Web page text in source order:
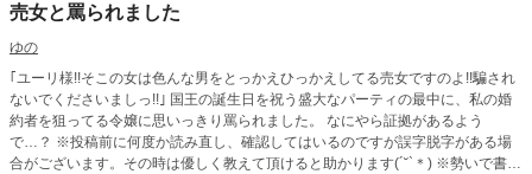
売女と罵られました
ゆの
｢ユーリ様!!そこの女は色んな男をとっかえひっかえしてる売女ですのよ!!騙され
ないでくださいましっ!!｣ 国王の誕生日を祝う盛大なパーティの最中に、私の婚
約者を狙ってる令嬢に思いっきり罵られました。 なにやら証拠があるよう
で…？ ※投稿前に何度か読み直し、確認してはいるのですが誤字脱字がある場
合がございます。その時は優しく教えて頂けると助かります(´˘`＊) ※勢いで書き